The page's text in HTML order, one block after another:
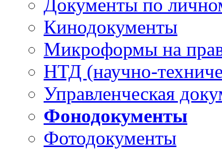
Документы по
Кинодокументы
Микроформы на
НТД (научно-
Управленческая
Фонодокументы
Фотодокументы